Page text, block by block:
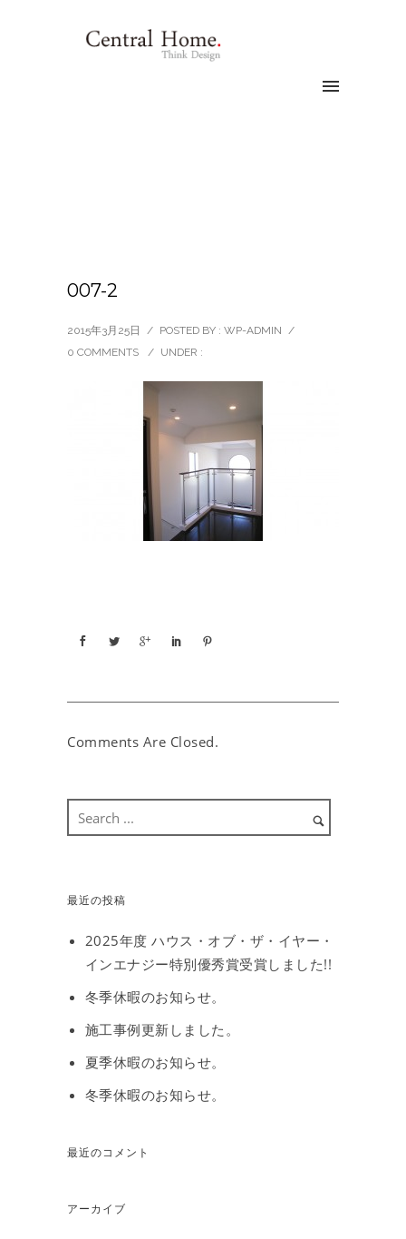
007-2
2015年3月25日 / POSTED BY : WP-ADMIN /
0 COMMENTS
/ UNDER :
Comments Are Closed.
最近の投稿
2025年度 ハウス・オブ・ザ・イヤー・
インエナジー特別優秀賞受賞しました!!
冬季休暇のお知らせ。
施工事例更新しました。
夏季休暇のお知らせ。
冬季休暇のお知らせ。
最近のコメント
アーカイブ